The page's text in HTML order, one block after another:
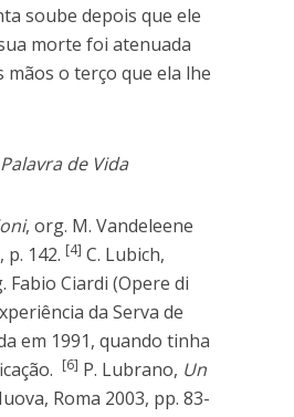
soube depois que ele
morte foi atenuada
o terço que ela lhe
de Vida
, org. M. Vandeleene
142. [4] C. Lubich,
Fabio Ciardi (Opere di
da Serva de
em 1991, quando tinha
[6] P. Lubrano, Un
Roma 2003, pp. 83-